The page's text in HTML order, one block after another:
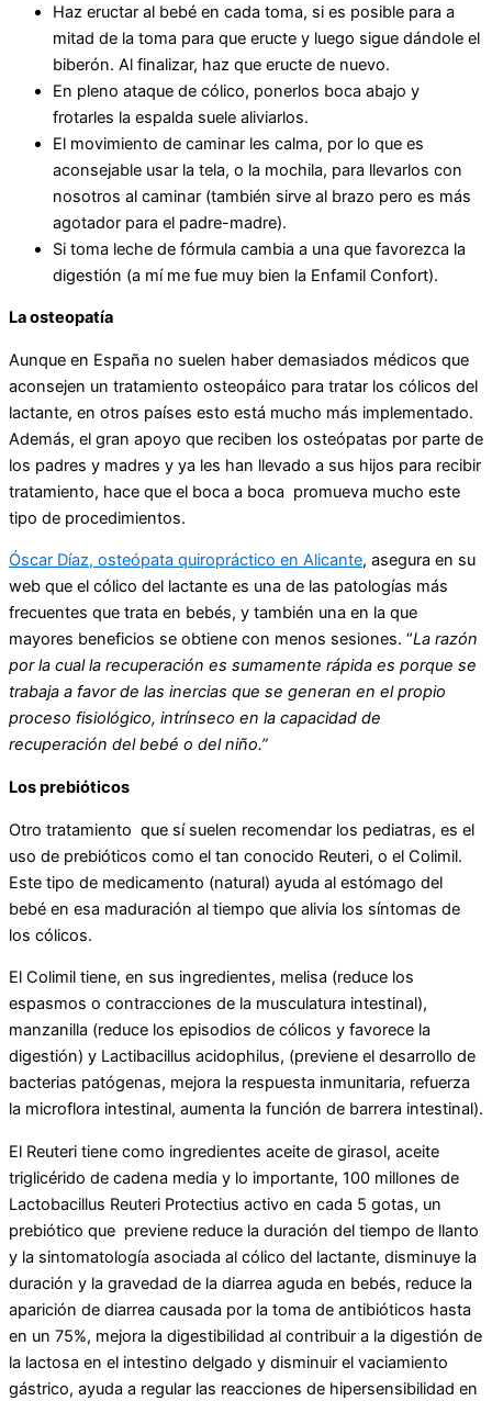
Haz eructar al bebé en cada toma, si es posible para a
mitad de la toma para que eructe y luego sigue dándole el
biberón. Al finalizar, haz que eructe de nuevo.
En pleno ataque de cólico, ponerlos boca abajo y
frotarles la espalda suele aliviarlos.
El movimiento de caminar les calma, por lo que es
aconsejable usar la tela, o la mochila, para llevarlos con
nosotros al caminar (también sirve al brazo pero es más
agotador para el padre-madre).
Si toma leche de fórmula cambia a una que favorezca la
digestión (a mí me fue muy bien la Enfamil Confort).
La osteopatía
Aunque en España no suelen haber demasiados médicos que
aconsejen un tratamiento osteopáico para tratar los cólicos del
lactante, en otros países esto está mucho más implementado.
Además, el gran apoyo que reciben los osteópatas por parte de
los padres y madres y ya les han llevado a sus hijos para recibir
tratamiento, hace que el boca a boca promueva mucho este
tipo de procedimientos.
Óscar Díaz, osteópata quiropráctico en Alicante, asegura en su
web que el cólico del lactante es una de las patologías más
frecuentes que trata en bebés, y también una en la que
mayores beneficios se obtiene con menos sesiones. “La razón
por la cual la recuperación es sumamente rápida es porque se
trabaja a favor de las inercias que se generan en el propio
proceso fisiológico, intrínseco en la capacidad de
recuperación del bebé o del niño.”
Los prebióticos
Otro tratamiento que sí suelen recomendar los pediatras, es el
uso de prebióticos como el tan conocido Reuteri, o el Colimil.
Este tipo de medicamento (natural) ayuda al estómago del
bebé en esa maduración al tiempo que alivia los síntomas de
los cólicos.
El Colimil tiene, en sus ingredientes, melisa (reduce los
espasmos o contracciones de la musculatura intestinal),
manzanilla (reduce los episodios de cólicos y favorece la
digestión) y Lactibacillus acidophilus, (previene el desarrollo de
bacterias patógenas, mejora la respuesta inmunitaria, refuerza
la microflora intestinal, aumenta la función de barrera intestinal).
El Reuteri tiene como ingredientes aceite de girasol, aceite
triglicérido de cadena media y lo importante, 100 millones de
Lactobacillus Reuteri Protectius activo en cada 5 gotas, un
prebiótico que previene reduce la duración del tiempo de llanto
y la sintomatología asociada al cólico del lactante, disminuye la
duración y la gravedad de la diarrea aguda en bebés, reduce la
aparición de diarrea causada por la toma de antibióticos hasta
en un 75%, mejora la digestibilidad al contribuir a la digestión de
la lactosa en el intestino delgado y disminuir el vaciamiento
gástrico, ayuda a regular las reacciones de hipersensibilidad en